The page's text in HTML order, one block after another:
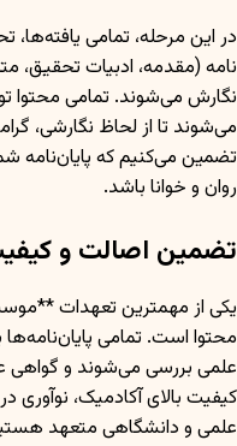
در این مرحله، تمامی
نامه (مقدمه، ادبیات تحقیق،
نگارش می‌شوند. تمامی محتوا
می‌شوند تا از لحاظ نگارشی،
تضمین می‌کنیم که پایان‌نامه
روان و خوانا باشد.
تضمین اصالت و
یکی از مهمترین تعهدات
محتوا است. تمامی
علمی بررسی می‌شوند و گواهی
کیفیت بالای آکادمیک، نوآوری
علمی و دانشگاهی متعهد